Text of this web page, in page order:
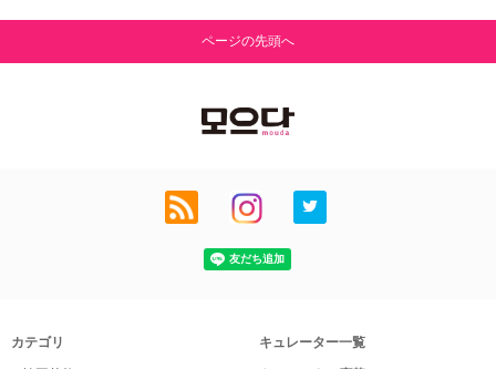
ページの先頭へ
カテゴリ キュレーター一覧